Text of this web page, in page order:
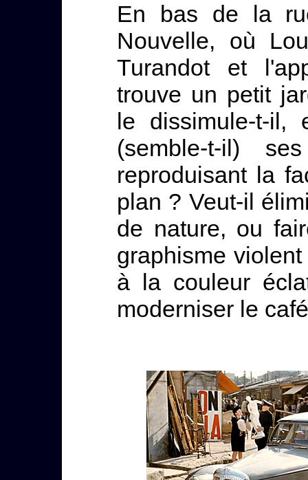
En bas de la
Nouvelle, où
Turandot et
trouve un petit
le dissimule-t-il,
(semble-t-il)
reproduisant la
plan ? Veut-il
de nature, ou
graphisme
à la couleur
moderniser le